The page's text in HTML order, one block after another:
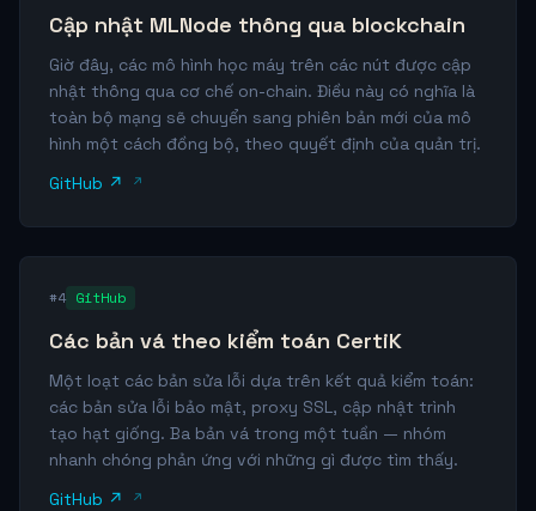
Cập nhật MLNode thông qua blockchain
Giờ đây, các mô hình học máy trên các nút được cập
nhật thông qua cơ chế on-chain. Điều này có nghĩa là
toàn bộ mạng sẽ chuyển sang phiên bản mới của mô
hình một cách đồng bộ, theo quyết định của quản trị.
GitHub ↗
#4 GitHub
Các bản vá theo kiểm toán CertiK
Một loạt các bản sửa lỗi dựa trên kết quả kiểm toán:
các bản sửa lỗi bảo mật, proxy SSL, cập nhật trình
tạo hạt giống. Ba bản vá trong một tuần — nhóm
nhanh chóng phản ứng với những gì được tìm thấy.
GitHub ↗